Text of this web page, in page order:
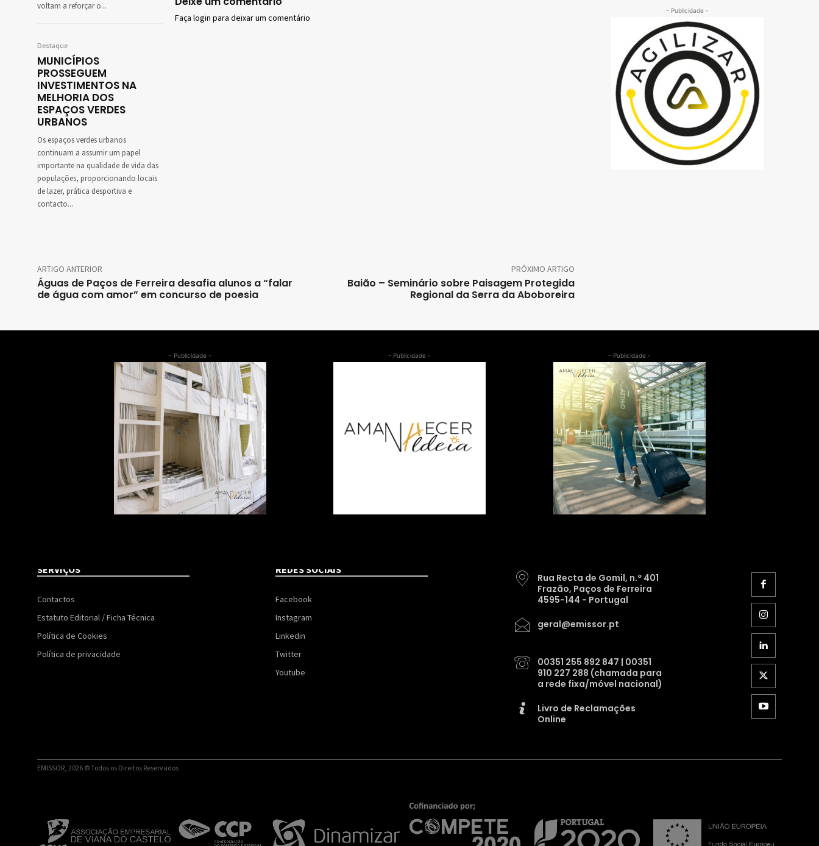
voltam a reforçar o...
Destaque
MUNICÍPIOS
PROSSEGUEM
INVESTIMENTOS NA
MELHORIA DOS
ESPAÇOS VERDES
URBANOS
Os espaços verdes urbanos
continuam a assumir um papel
importante na qualidade de vida das
populações, proporcionando locais
de lazer, prática desportiva e
contacto...
Faça login para deixar um comentário
ARTIGO ANTERIOR
Águas de Paços de Ferreira desafia alunos a “falar
de água com amor” em concurso de poesia
PRÓXIMO ARTIGO
Baião – Seminário sobre Paisagem Protegida
Regional da Serra da Aboboreira
- Publicidade -
- Publicidade - - Publicidade - - Publicidade -
SERVIÇOS
Contactos
Estatuto Editorial / Ficha Técnica
Política de Cookies
Política de privacidade
REDES SOCIAIS
Facebook
Instagram
Linkedin
Twitter
Youtube
Rua Recta de Gomil, n.º 401
Frazão, Paços de Ferreira
4595-144 - Portugal
geral@emissor.pt
00351 255 892 847 | 00351
910 227 288 (chamada para
a rede fixa/móvel nacional)
Livro de Reclamações
Online
EMISSOR, 2026 © Todos os Direitos Reservados